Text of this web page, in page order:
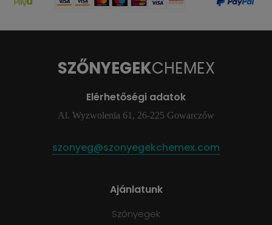
SZŐNYEGEKCHEMEX
Elérhetőségi adatok
Al. Wyzwolenia 61, 26-225 Gowarczów
szonyeg@szonyegekchemex.com
Ajánlatunk
Szőnyegek